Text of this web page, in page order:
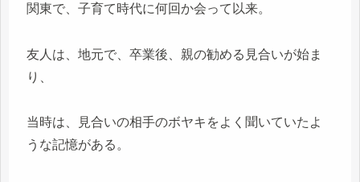
関東で、子育て時代に何回か会って以来。
友人は、地元で、卒業後、親の勧める見合いが始ま
り、
当時は、見合いの相手のボヤキをよく聞いていたよ
うな記憶がある。